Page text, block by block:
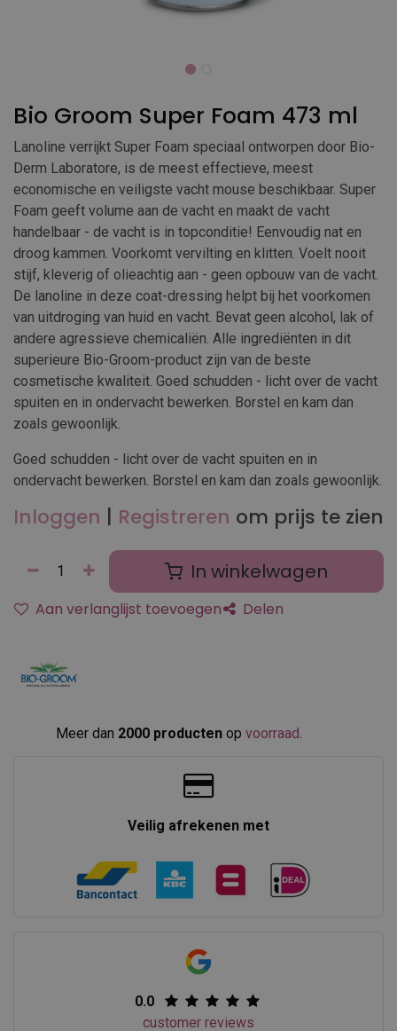
Bio Groom Super Foam 473 ml
Lanoline verrijkt Super Foam speciaal ontworpen door Bio-
Derm Laboratore, is de meest effectieve, meest
economische en veiligste vacht mouse beschikbaar. Super
Foam geeft volume aan de vacht en maakt de vacht
handelbaar - de vacht is in topconditie! Eenvoudig nat en
droog kammen. Voorkomt vervilting en klitten. Voelt nooit
stijf, kleverig of olieachtig aan - geen opbouw van de vacht.
De lanoline in deze coat-dressing helpt bij het voorkomen
van uitdroging van huid en vacht. Bevat geen alcohol, lak of
andere agressieve chemicaliën. Alle ingrediënten in dit
superieure Bio-Groom-product zijn van de beste
cosmetische kwaliteit. Goed schudden - licht over de vacht
spuiten en in ondervacht bewerken. Borstel en kam dan
zoals gewoonlijk.
Goed schudden - licht over de vacht spuiten en in
ondervacht bewerken. Borstel en kam dan zoals gewoonlijk.
Inloggen | Registreren om prijs te zien
In winkelwagen
Aan verlanglijst toevoegen Delen
Meer dan 2000 producten op voorraad
Veilig afrekenen met
0.0
customer reviews